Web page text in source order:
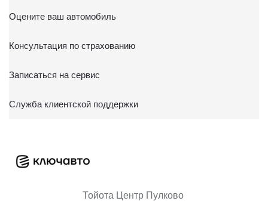
персональных данных:персональные данные
третьими лицами, привлеченными Оператором в целях
изменять перечень лиц, привлекаемых для обработки
Оцените ваш автомобиль
Консультация по страхованию
Записаться на сервис
Служба клиентской поддержки
Тойота Центр Пулково